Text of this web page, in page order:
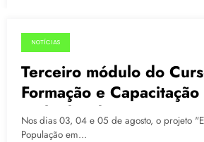
06.08.2015
NOTÍCIAS
Terceiro módulo do
Formação e
Multiplicadores
Nos dias 03, 04 e 05 de agosto, o projeto
População em…